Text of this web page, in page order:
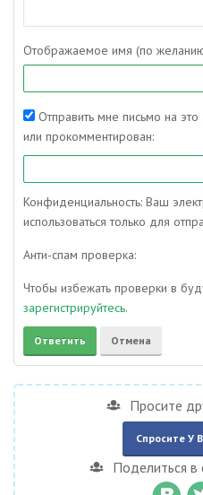
Отображаемое имя (по
Отправить мне письмо на
или прокомментирован:
Конфиденциальность: Ваш
использоваться только для
Анти-спам проверка:
Чтобы избежать проверки в
зарегистрируйтесь.
Просите
Спросите У
Поделиться в